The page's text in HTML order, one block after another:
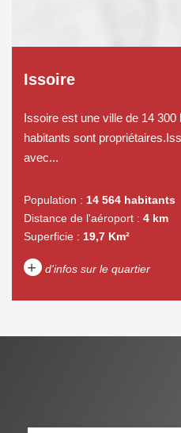
Issoire
Issoire est une ville de 14 300
habitants sont
avec...
Population : 14 564 habitants
Distance de l'aéroport : 4 km
Superficie : 19,7 Km²
+ d'infos sur le quartier